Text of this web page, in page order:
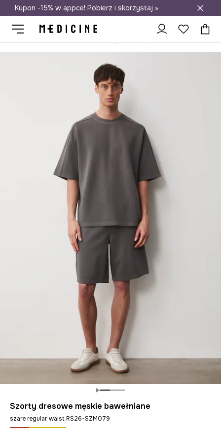
Darmowa dostawa do salonów
Kupon -15% w appce! Pobierz i skorzystaj »
Szorty dresowe męskie bawełniane
szare regular waist RS26-SZM079